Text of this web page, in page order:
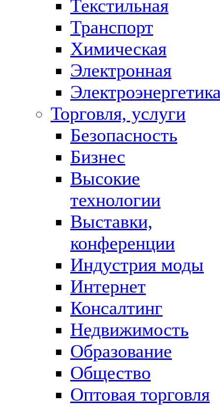
Текстильная
Транспорт
Химическая
Электронная
Торговля, услуги
Безопасность
Бизнес
Высокие
технологии
Выставки,
конференции
Индустрия моды
Интернет
Консалтинг
Недвижимость
Образование
Общество
Оптовая торговля